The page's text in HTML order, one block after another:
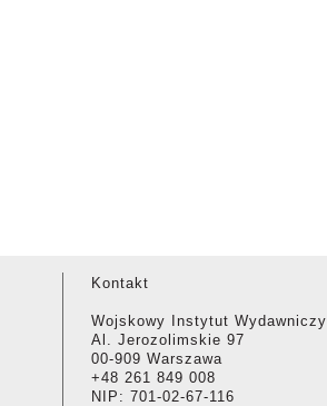
Kontakt
Wojskowy Instytut Wydawniczy
Al. Jerozolimskie 97
00-909 Warszawa
+48 261 849 008
NIP: 701-02-67-116